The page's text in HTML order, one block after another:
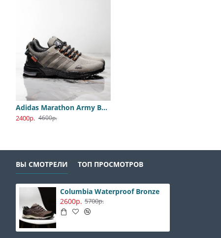
Adidas Marathon Army Beige
2400р. 4600р.
Adidas PureBoost All White
2400р. 8900р.
ВЫ СМОТРЕЛИ ТОП ПРОСМОТРОВ
Columbia Waterproof Bronze
2600р. 5700р.